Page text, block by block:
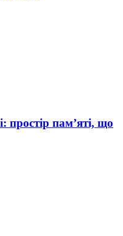
простір пам’яті, що